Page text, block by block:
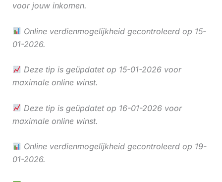
voor jouw inkomen.
Online verdienmogelijkheid gecontroleerd op 15-
01-2026.
Deze tip is geüpdatet op 15-01-2026 voor
maximale online winst.
Deze tip is geüpdatet op 16-01-2026 voor
maximale online winst.
Online verdienmogelijkheid gecontroleerd op 19-
01-2026.